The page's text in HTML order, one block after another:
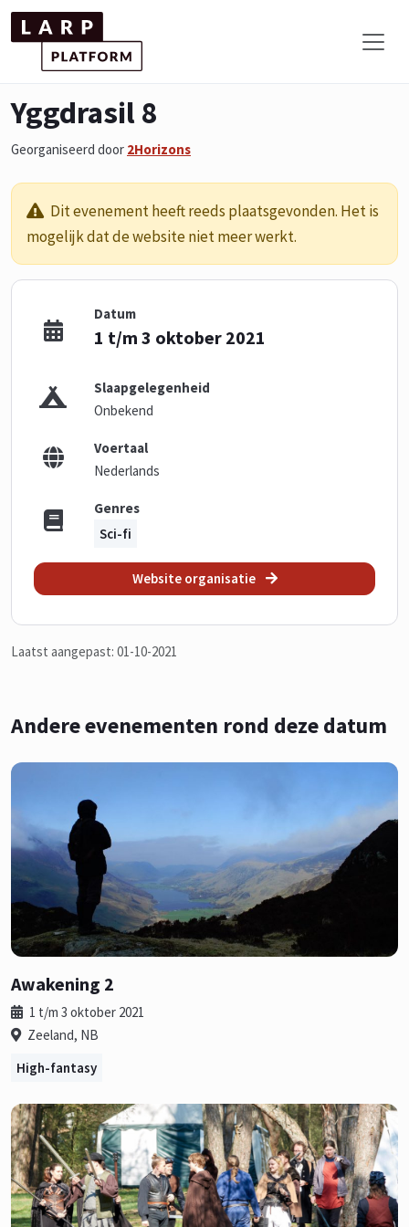
Yggdrasil 8
Georganiseerd door 2Horizons
Dit evenement heeft reeds plaatsgevonden. Het is
mogelijk dat de website niet meer werkt.
Datum
1 t/m 3 oktober 2021
Slaapgelegenheid
Onbekend
Voertaal
Nederlands
Genres
Sci-fi
Website organisatie
Laatst aangepast: 01-10-2021
Andere evenementen rond deze datum
Awakening 2
1 t/m 3 oktober 2021
Zeeland, NB
High-fantasy